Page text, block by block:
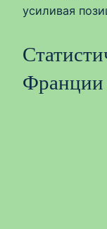
усиливая
Франции